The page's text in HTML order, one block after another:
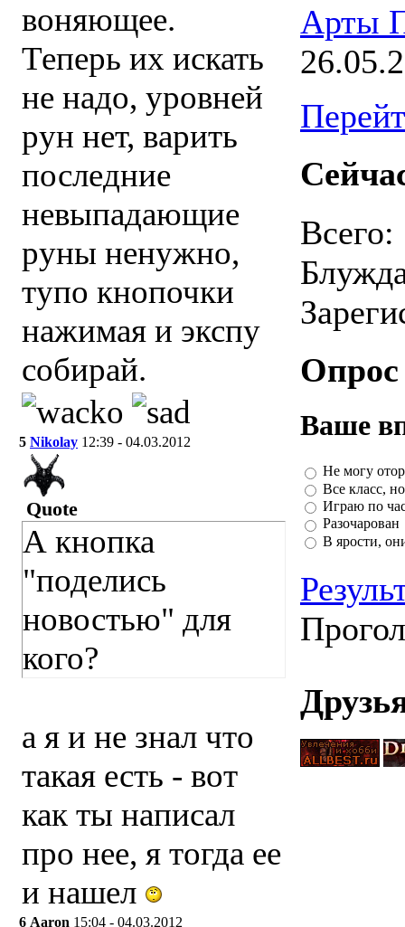
воняющее.
Теперь их искать
не надо, уровней
рун нет, варить
последние
невыпадающие
руны ненужно,
тупо кнопочки
нажимая и экспу
собирай.
5 Nikolay 12:39 - 04.03.2012
Quote
А кнопка
"поделись
новостью" для
кого?
а я и не знал что
такая есть - вот
как ты написал
про нее, я тогда ее
и нашел
6 Aaron 15:04 - 04.03.2012
Арты
Всего:
Опрос
Ваше
Не могу
Все класс,
Играю по
Разочарован
В ярости,